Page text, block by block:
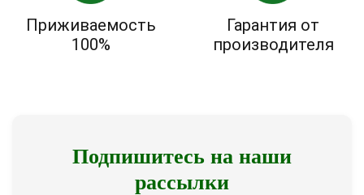
Приживаемость
100%
Гарантия от
производителя
Подпишитесь на наши
рассылки